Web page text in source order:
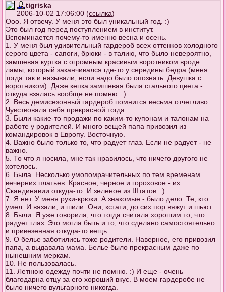
tigriska
2006-10-02 17:06:00 (ссылка)
Ооо. Я отвечу. У меня это был уникальный год. :)
Это был год перед поступлением в институт.
Вспоминается почему-то именно весна и осень.
1. У меня был удивительный гардероб всех оттенков холодного
серого цвета - сапоги, брюки - в талию, что было невероятно,
замшевая куртка с огромным красивым воротником вроде
ламы, который заканчивался где-то у середины бедра (меня
тогда так и называли, если надо было опознать: Девушка с
воротником). Даже кепка замшевая была стального цвета -
откуда взялась вообще не помню. :)
2. Весь демисезонный гардероб помнится весьма отчетливо.
Чувствовала себя прекрасной тогда.
3. Были какие-то продажи по каким-то купонам и талонам на
работе у родителей. И много вещей папа привозил из
командировок в Европу. Восточную.
4. Важно было только то, что радует глаз. Если не радует - не
важно.
5. То что я носила, мне так нравилось, что ничего другого не
хотелось.
6. Была. Несколько умопомрачительных по тем временам
вечерних платьев. Красное, черное и гороховое - из
Скандинавии откуда-то. И зеленое из Штатов. :)
7. Я нет. У меня руки-крюки. А знакомые - было дело. Те, кто
умел. И вязали, и шили. Они, кстати, до сих пор вяжут и шьют.
8. Были. Я уже говорила, что тогда считала хорошим то, что
радует глаз. Это могла быть и то, что сделано самостоятельно
и привезенная откуда-то вещь.
9. О белье заботились тоже родители. Наверное, его привозил
папа, а выдавала мама. Белье было прекрасным даже по
нынешним меркам.
10. Не пользовалась.
11. Летнюю одежду почти не помню. :) И еще - очень
благодарна отцу за его хороший вкус. В моем гардеробе не
было ничего вульгарного никогда.